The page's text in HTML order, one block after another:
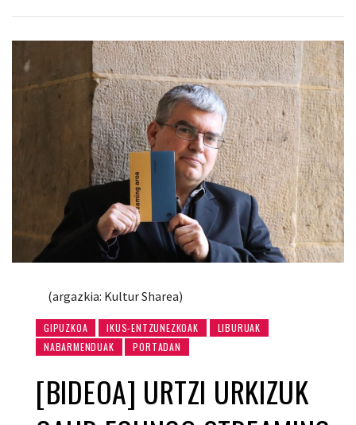
(argazkia: Kultur Sharea)
GIPUZKOA IKUS-ENTZUNEZKOAK
LIBURUAK
NABARMENDUAK
PORTADAN
[BIDEOA] URTZI URKIZUK